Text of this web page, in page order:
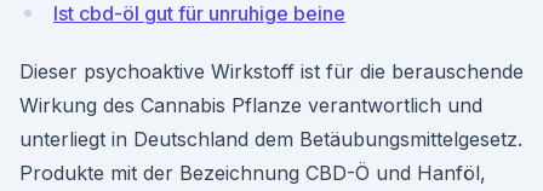
Ist cbd-öl gut für unruhige beine
Dieser psychoaktive Wirkstoff ist für die berauschende
Wirkung des Cannabis Pflanze verantwortlich und
unterliegt in Deutschland dem Betäubungsmittelgesetz.
Produkte mit der Bezeichnung CBD-Ö und Hanföl,